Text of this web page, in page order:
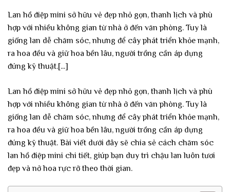
Lan hồ điệp mini sở hữu vẻ đẹp nhỏ gọn, thanh lịch và phù
hợp với nhiều không gian từ nhà ở đến văn phòng. Tuy là
giống lan dễ chăm sóc, nhưng để cây phát triển khỏe mạnh,
ra hoa đều và giữ hoa bền lâu, người trồng cần áp dụng
đúng kỹ thuật.[...]
Lan hồ điệp mini sở hữu vẻ đẹp nhỏ gọn, thanh lịch và phù
hợp với nhiều không gian từ nhà ở đến văn phòng. Tuy là
giống lan dễ chăm sóc, nhưng để cây phát triển khỏe mạnh,
ra hoa đều và giữ hoa bền lâu, người trồng cần áp dụng
đúng kỹ thuật. Bài viết dưới đây sẽ chia sẻ cách chăm sóc
lan hồ điệp mini chi tiết, giúp bạn duy trì chậu lan luôn tươi
đẹp và nở hoa rực rỡ theo thời gian.